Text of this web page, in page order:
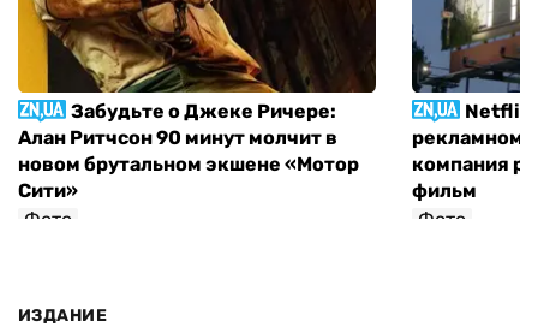
Забудьте о Джеке Ричере:
Алан Ритчсон 90 минут молчит в
новом брутальном экшене «Мотор
Сити»
Фото
Netflix
рекламном
компания
фильм
Фото
ИЗДАНИЕ